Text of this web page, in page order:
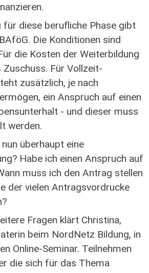
diese berufliche Phase gibt
Die Konditionen sind
die Kosten der Weiterbildung
Für Vollzeit-
zusätzlich, je nach
ein Anspruch auf einen
- und dieser muss
werden.
überhaupt eine
Habe ich einen Anspruch auf
muss ich den Antrag stellen
der vielen Antragsvordrucke
Fragen klärt Christina,
beim NordNetz Bildung, in
Online-Seminar. Teilnehmen
die sich für das Thema